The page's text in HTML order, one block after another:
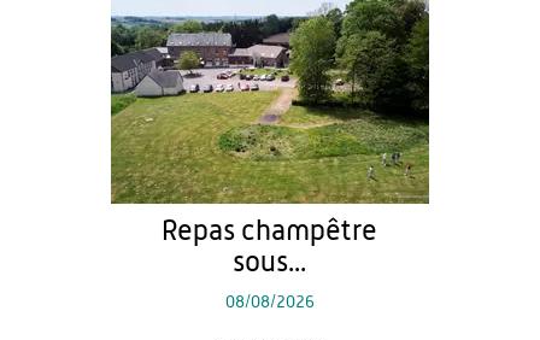
Repas champêtre
sous...
08/08/2026